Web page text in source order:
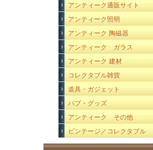
アンティーク通販サイト
アンティーク照明
アンティーク 陶磁器
アンティーク ガラス
アンティーク 建材
コレクタブル雑貨
道具・ガジェット
パブ・グッズ
アンティーク その他
ビンテージ／コレクタブル